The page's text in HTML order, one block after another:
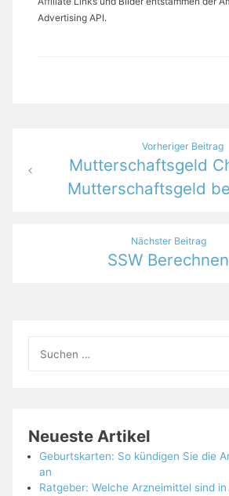
Advertising API.
Beitragsnavigation
Vorheriger Beitrag
Mutterschaftsgeld
Mutterschaftsgeld
Nächster Beitrag
SSW Berechnen
nach:
Neueste Artikel
Geburtskarten: So kündigen Sie die
an
Ratgeber: Welche Arzneimittel sind